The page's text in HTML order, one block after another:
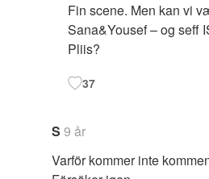
Fin scene. Men kan vi
Sana&Yousef – og seff
Pliis?
37
S 9 år
Varför kommer inte